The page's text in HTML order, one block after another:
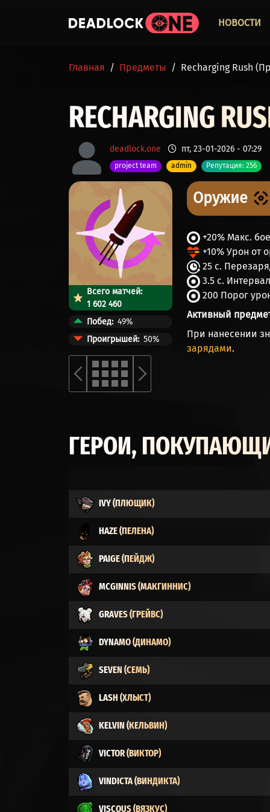
НОВОСТИ
СТРОКА НАВИГАЦИИ
Главная Предметы Recharging Rush
RECHARGING
deadlock.one пт, 23-01-2026 - 07:29
project team admin Репутация: 256
Всего матчей:
1 602 460
Побед 49%
Проигрышей 50%
Оружие
+20% Макс.
+10% Урон от
25 с.
3.5 с. Интервал
200 Порог
Активный
При нанесении
зарядами.
ГЕРОИ,
IVY (ПЛЮЩИК)
HAZE (ПЕЛЕНА)
PAIGE (ПЕЙДЖ)
MCGINNIS (МАКГИННИС)
GRAVES (ГРЕЙВС)
DYNAMO (ДИНАМО)
SEVEN (СЕМЬ)
LASH (ХЛЫСТ)
KELVIN (КЕЛЬВИН)
VICTOR (ВИКТОР)
VINDICTA (ВИНДИКТА)
VISCOUS (ВЯЗКУС)